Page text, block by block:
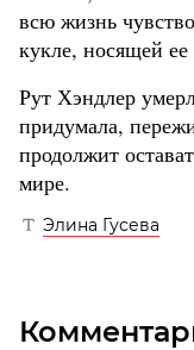
всю жизнь
кукле, носящей ее
Рут Хэндлер
придумала,
продолжит
мире.
Элина Гусева